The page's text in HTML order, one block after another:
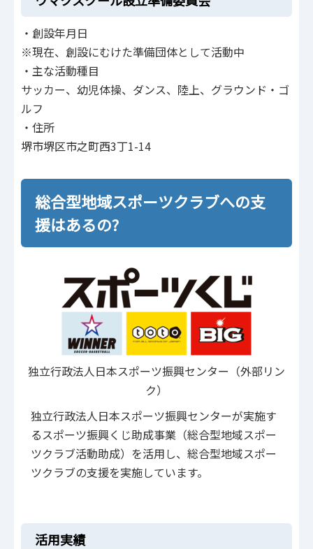
・創設年月日
※現在、創設にむけた準備団体として活動中
・主な活動種目
サッカー、幼児体操、ダンス、陸上、グラウンド・ゴ
ルフ
・住所
堺市堺区市之町西3丁1-14
総合型地域スポーツクラブへの支
援はあるの?
独立行政法人日本スポーツ振興センター（外部リン
ク）
独立行政法人日本スポーツ振興センターが実施す
るスポーツ振興くじ助成事業（総合型地域スポー
ツクラブ活動助成）を活用し、総合型地域スポー
ツクラブの支援を実施しています。
活用実績